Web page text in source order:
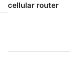
cellular router